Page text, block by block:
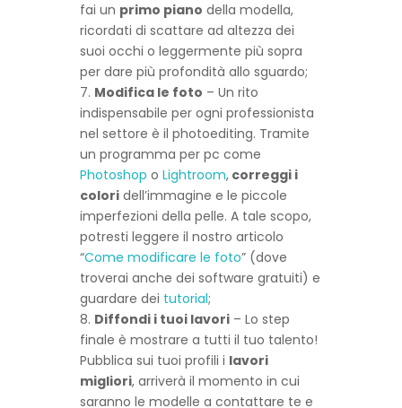
fai un primo piano della modella,
ricordati di scattare ad altezza dei
suoi occhi o leggermente più sopra
per dare più profondità allo sguardo;
Modifica le foto – Un rito
indispensabile per ogni professionista
nel settore è il photoediting. Tramite
un programma per pc come
Photoshop o Lightroom, correggi i
colori dell’immagine e le piccole
imperfezioni della pelle. A tale scopo,
potresti leggere il nostro articolo
“Come modificare le foto” (dove
troverai anche dei software gratuiti) e
guardare dei tutorial;
Diffondi i tuoi lavori – Lo step
finale è mostrare a tutti il tuo talento!
Pubblica sui tuoi profili i lavori
migliori, arriverà il momento in cui
saranno le modelle a contattare te e